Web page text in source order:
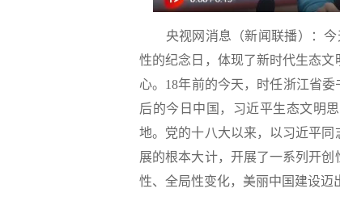
央视网消息（新闻联播）：今
性的纪念日，体现了新时代生态
心。18年前的今天，时任浙江省
后的今日中国，习近平生态文明
地。党的十八大以来，以习近平
展的根本大计，开展了一系列开
性、全局性变化，美丽中国建设迈